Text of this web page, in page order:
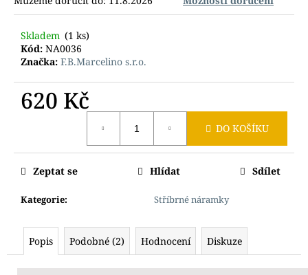
Skladem (1 ks)
Kód: NA0036
Značka: F.B.Marcelino s.r.o.
620 Kč
DO KOŠÍKU
Kategorie: Stříbrné náramky
Zeptat se Hlídat Sdílet
Popis Podobné (2) Hodnocení Diskuze